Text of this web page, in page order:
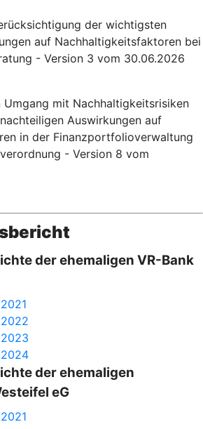
der wichtigsten
auf Nachhaltigkeitsfaktoren bei
- Version 3 vom 30.06.2026
mit Nachhaltigkeitsrisiken
Auswirkungen auf
in der Finanzportfolioverwaltung
- Version 8 vom
der ehemaligen VR-Bank
der ehemaligen
eG